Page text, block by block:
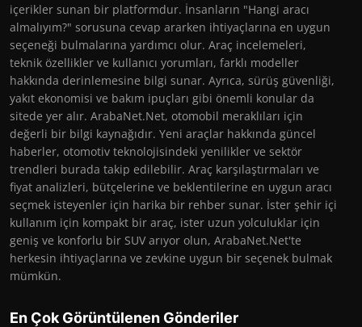
içerikler sunan bir platformdur. İnsanların "Hangi aracı
almalıyım?" sorusuna cevap ararken ihtiyaçlarına en uygun
seçeneği bulmalarına yardımcı olur. Araç incelemeleri,
teknik özellikler ve kullanıcı yorumları, farklı modeller
hakkında derinlemesine bilgi sunar. Ayrıca, sürüş güvenliği,
yakıt ekonomisi ve bakım ipuçları gibi önemli konular da
sitede yer alır. ArabaNet.Net, otomobil meraklıları için
değerli bir bilgi kaynağıdır. Yeni araçlar hakkında güncel
haberler, otomotiv teknolojisindeki yenilikler ve sektör
trendleri burada takip edilebilir. Araç karşılaştırmaları ve
fiyat analizleri, bütçelerine ve beklentilerine en uygun aracı
seçmek isteyenler için harika bir rehber sunar. İster şehir içi
kullanım için kompakt bir araç, ister uzun yolculuklar için
geniş ve konforlu bir SUV arıyor olun, ArabaNet.Net'te
herkesin ihtiyaçlarına ve zevkine uygun bir seçenek bulmak
mümkün.
En Çok Görüntülenen Gönderiler